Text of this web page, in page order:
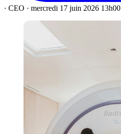
· CEO · mercredi 17 juin 2026 13h00